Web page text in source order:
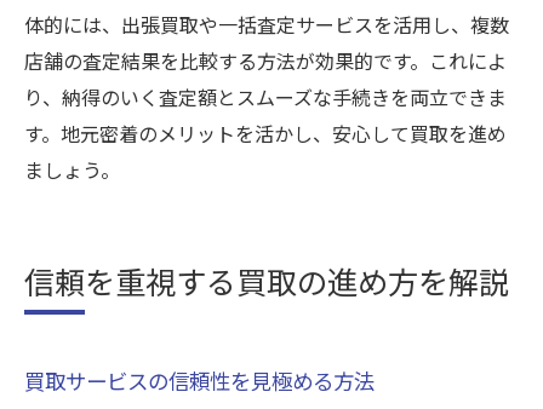
安心して利用できる買取サービスの選び方
買取に関するトラブル対応のポイント
体的には、出張買取や一括査定サービスを活用し、複数
店舗の査定結果を比較する方法が効果的です。これによ
り、納得のいく査定額とスムーズな手続きを両立できま
す。地元密着のメリットを活かし、安心して買取を進め
ましょう。
信頼を重視する買取の進め方を解説
買取サービスの信頼性を見極める方法